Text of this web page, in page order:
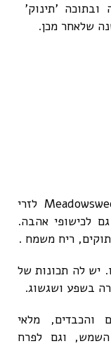
ובתוכה 'תינוק'
שלאחר מכן.
היו נוהגים להשתמש ב"עוקצנית" Meadowsweet לזרי
לכישופי אהבה.
ריח משמח .
יש לה תכונות של
בשפע ושגשוג.
והכבדים, מלאי
השמש, וגם לפרח